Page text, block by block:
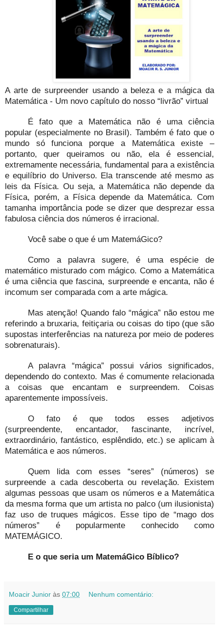
A arte de surpreender usando a beleza e a mágica da
Matemática - Um novo capítulo do nosso “livrão” virtual
É fato que a Matemática não é uma ciência
popular (especialmente no Brasil). Também é fato que o
mundo só funciona porque a Matemática existe –
portanto, quer queiramos ou não, ela é essencial,
extremamente necessária, fundamental para a existência
e equilíbrio do Universo. Ela transcende até mesmo as
leis da Física. Ou seja, a Matemática não depende da
Física, porém, a Física depende da Matemática. Com
tamanha importância pode se dizer que desprezar essa
fabulosa ciência dos números é irracional.
Você sabe o que é um MatemáGico?
Como a palavra sugere, é uma espécie de
matemático misturado com mágico. Como a Matemática
é uma ciência que fascina, surpreende e encanta, não é
incomum ser comparada com a arte mágica.
Mas atenção! Quando falo “mágica” não estou me
referindo a bruxaria, feitiçaria ou coisas do tipo (que são
supostas interferências na natureza por meio de poderes
sobrenaturais).
A palavra “mágica” possui vários significados,
dependendo do contexto. Mas é comumente relacionada
a coisas que encantam e surpreendem. Coisas
aparentemente impossíveis.
O fato é que todos esses adjetivos
(surpreendente, encantador, fascinante, incrível,
extraordinário, fantástico, esplêndido, etc.) se aplicam à
Matemática e aos números.
Quem lida com esses “seres” (números) se
surpreende a cada descoberta ou revelação. Existem
algumas pessoas que usam os números e a Matemática
da mesma forma que um artista no palco (um ilusionista)
faz uso de truques mágicos. Esse tipo de “mago dos
números” é popularmente conhecido como
MATEMÁGICO.
E o que seria um MatemáGico Bíblico?
Moacir Junior às 07:00 Nenhum comentário:
Compartilhar